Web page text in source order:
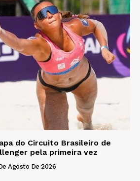
do Circuito Brasileiro de
pela primeira vez
Agosto De 2026